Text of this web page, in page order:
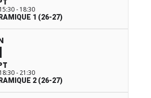
15:30 - 18:30
1 (26-27)
18:30 - 21:30
2 (26-27)